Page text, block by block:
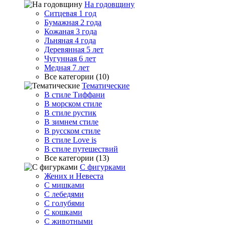
На годовщину
Ситцевая 1 год
Бумажная 2 года
Кожаная 3 года
Льняная 4 года
Деревянная 5 лет
Чугунная 6 лет
Медная 7 лет
Все категории (10)
Тематические
В стиле Тиффани
В морском стиле
В стиле рустик
В зимнем стиле
В русском стиле
В стиле Love is
В стиле путешествий
Все категории (13)
С фигурками
Жених и Невеста
С мишками
С лебедями
С голубями
С кошками
С животными